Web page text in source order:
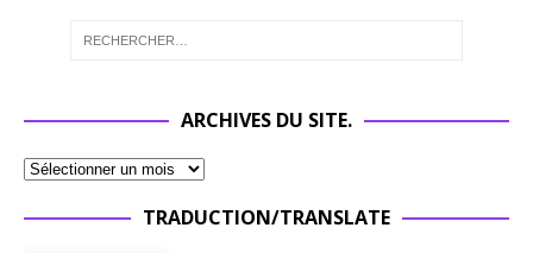
ARCHIVES DU SITE.
TRADUCTION/TRANSLATE